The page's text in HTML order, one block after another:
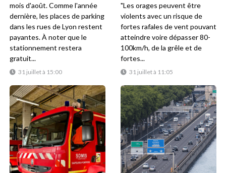
31 juillet à 15:00
mois d'août. Comme l'année
dernière, les places de parking
dans les rues de Lyon restent
payantes. À noter que le
stationnement restera
gratuit...
31 juillet à 11:05
"Les orages peuvent être
violents avec un risque de
fortes rafales de vent pouvant
atteindre voire dépasser 80-
100km/h, de la grêle et de
fortes...